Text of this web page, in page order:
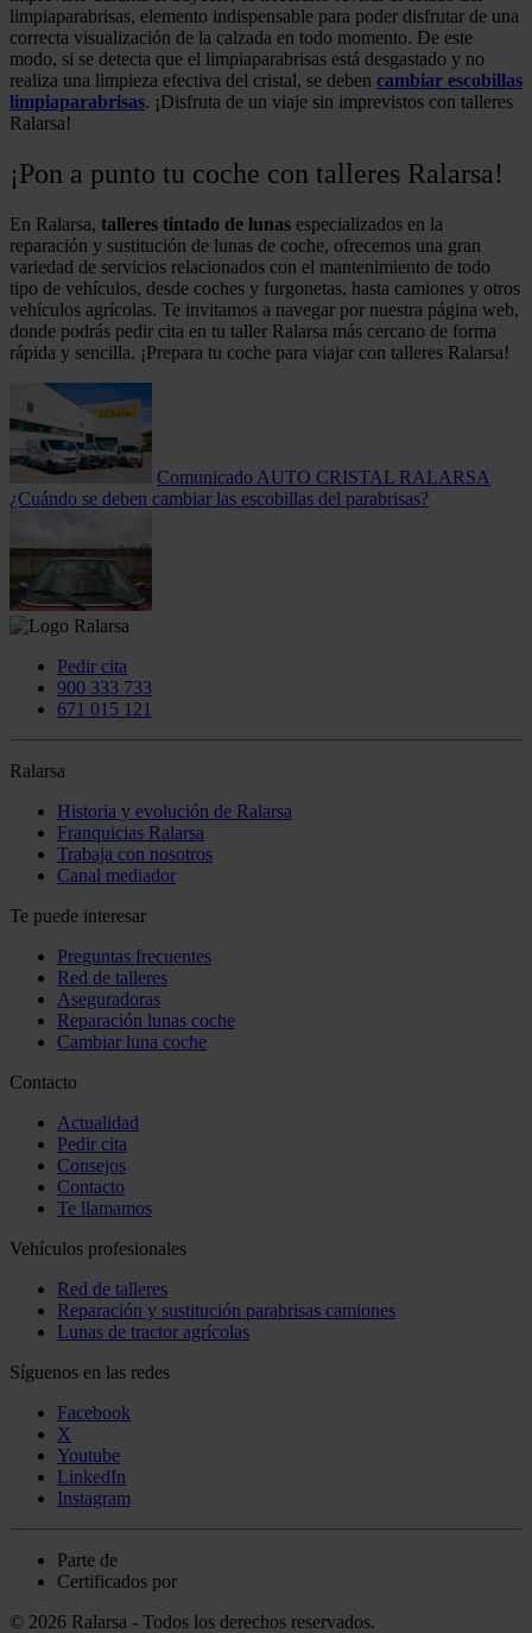
limpiaparabrisas, elemento indispensable para poder disfrutar de una
correcta visualización de la calzada en todo momento. De este
modo, si se detecta que el limpiaparabrisas está desgastado y no
realiza una limpieza efectiva del cristal, se deben cambiar escobillas
limpiaparabrisas. ¡Disfruta de un viaje sin imprevistos con talleres
Ralarsa!
¡Pon a punto tu coche con talleres Ralarsa!
En Ralarsa, talleres tintado de lunas especializados en la
reparación y sustitución de lunas de coche, ofrecemos una gran
variedad de servicios relacionados con el mantenimiento de todo
tipo de vehículos, desde coches y furgonetas, hasta camiones y otros
vehículos agrícolas. Te invitamos a navegar por nuestra página web,
donde podrás pedir cita en tu taller Ralarsa más cercano de forma
rápida y sencilla. ¡Prepara tu coche para viajar con talleres Ralarsa!
Comunicado AUTO CRISTAL RALARSA
¿Cuándo se deben cambiar las escobillas del parabrisas?
Pedir cita
900 333 733
671 015 121
Ralarsa
Historia y evolución de Ralarsa
Franquicias Ralarsa
Trabaja con nosotros
Canal mediador
Te puede interesar
Preguntas frecuentes
Red de talleres
Aseguradoras
Reparación lunas coche
Cambiar luna coche
Contacto
Actualidad
Pedir cita
Consejos
Contacto
Te llamamos
Vehículos profesionales
Red de talleres
Reparación y sustitución parabrisas camiones
Lunas de tractor agrícolas
Síguenos en las redes
Facebook
X
Youtube
LinkedIn
Instagram
Parte de
Certificados por
© 2026 Ralarsa - Todos los derechos reservados.